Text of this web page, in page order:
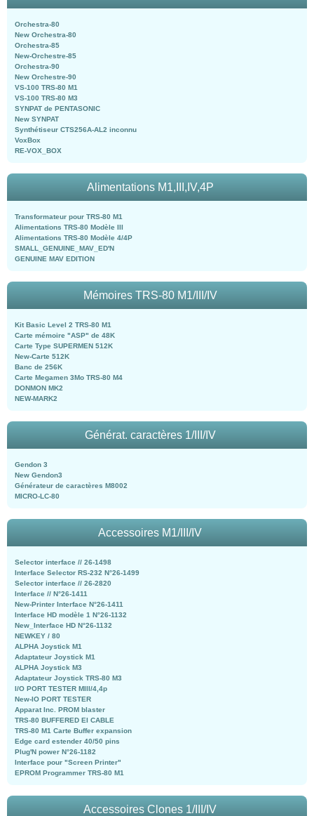
Orchestra-80
New Orchestra-80
Orchestra-85
New-Orchestre-85
Orchestra-90
New Orchestre-90
VS-100 TRS-80 M1
VS-100 TRS-80 M3
SYNPAT de PENTASONIC
New SYNPAT
Synthétiseur CTS256A-AL2 inconnu
VoxBox
RE-VOX_BOX
Alimentations M1,III,IV,4P
Transformateur pour TRS-80 M1
Alimentations TRS-80 Modèle III
Alimentations TRS-80 Modèle 4/4P
SMALL_GENUINE_MAV_ED'N
GENUINE MAV EDITION
Mémoires TRS-80 M1/III/IV
Kit Basic Level 2 TRS-80 M1
Carte mémoire "ASP" de 48K
Carte Type SUPERMEN 512K
New-Carte 512K
Banc de 256K
Carte Megamen 3Mo TRS-80 M4
DONMON MK2
NEW-MARK2
Générat. caractères 1/III/IV
Gendon 3
New Gendon3
Générateur de caractères M8002
MICRO-LC-80
Accessoires M1/III/IV
Selector interface // 26-1498
Interface Selector RS-232 N°26-1499
Selector interface // 26-2820
Interface // N°26-1411
New-Printer Interface N°26-1411
Interface HD modèle 1 N°26-1132
New_Interface HD N°26-1132
NEWKEY / 80
ALPHA Joystick M1
Adaptateur Joystick M1
ALPHA Joystick M3
Adaptateur Joystick TRS-80 M3
I/O PORT TESTER MIII/4,4p
New-IO PORT TESTER
Apparat Inc. PROM blaster
TRS-80 BUFFERED EI CABLE
TRS-80 M1 Carte Buffer expansion
Edge card estender 40/50 pins
Plug'N power N°26-1182
Interface pour "Screen Printer"
EPROM Programmer TRS-80 M1
Accessoires Clones 1/III/IV